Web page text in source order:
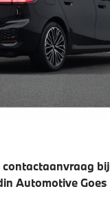
contactaanvraag bij
Automotive Goes